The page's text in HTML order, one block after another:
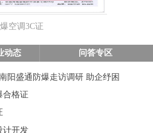
空调3C证
动态 问答专区
阳盛通防爆走访调研 助企纾困
合格证
计开发